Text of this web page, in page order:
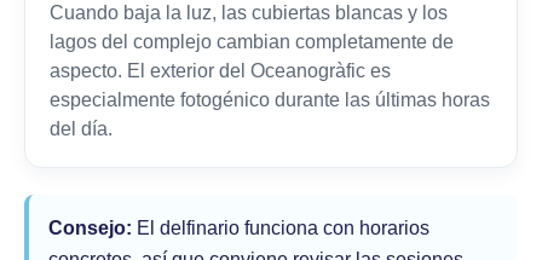
Cuando baja la luz, las cubiertas blancas y los
lagos del complejo cambian completamente de
aspecto. El exterior del Oceanogràfic es
especialmente fotogénico durante las últimas horas
del día.
Consejo: El delfinario funciona con horarios